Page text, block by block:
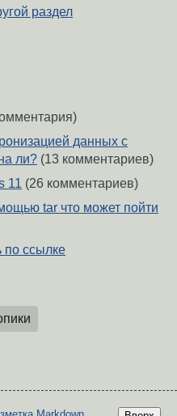
раздел
данных c
ли? (13 комментариев)
11 (26 комментариев)
tar что может пойти
по ссылке